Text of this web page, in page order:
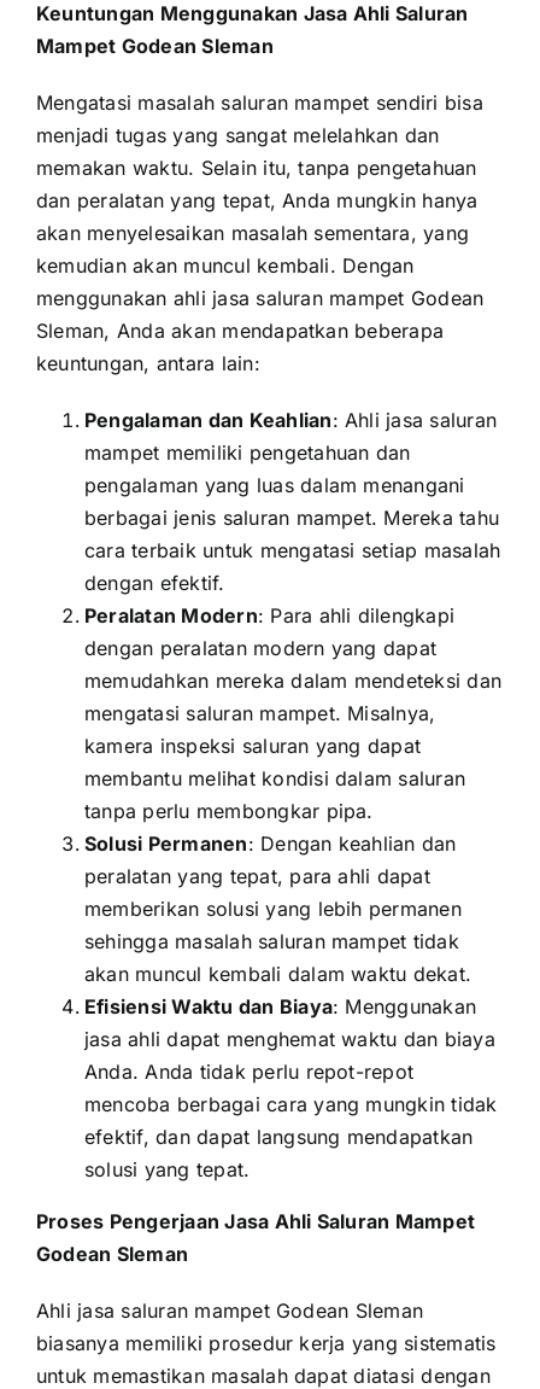
Keuntungan Menggunakan Jasa Ahli Saluran
Mampet Godean Sleman
Mengatasi masalah saluran mampet sendiri bisa
menjadi tugas yang sangat melelahkan dan
memakan waktu. Selain itu, tanpa pengetahuan
dan peralatan yang tepat, Anda mungkin hanya
akan menyelesaikan masalah sementara, yang
kemudian akan muncul kembali. Dengan
menggunakan ahli jasa saluran mampet Godean
Sleman, Anda akan mendapatkan beberapa
keuntungan, antara lain:
Pengalaman dan Keahlian: Ahli jasa saluran
mampet memiliki pengetahuan dan
pengalaman yang luas dalam menangani
berbagai jenis saluran mampet. Mereka tahu
cara terbaik untuk mengatasi setiap masalah
dengan efektif.
Peralatan Modern: Para ahli dilengkapi
dengan peralatan modern yang dapat
memudahkan mereka dalam mendeteksi dan
mengatasi saluran mampet. Misalnya,
kamera inspeksi saluran yang dapat
membantu melihat kondisi dalam saluran
tanpa perlu membongkar pipa.
Solusi Permanen: Dengan keahlian dan
peralatan yang tepat, para ahli dapat
memberikan solusi yang lebih permanen
sehingga masalah saluran mampet tidak
akan muncul kembali dalam waktu dekat.
Efisiensi Waktu dan Biaya: Menggunakan
jasa ahli dapat menghemat waktu dan biaya
Anda. Anda tidak perlu repot-repot
mencoba berbagai cara yang mungkin tidak
efektif, dan dapat langsung mendapatkan
solusi yang tepat.
Proses Pengerjaan Jasa Ahli Saluran Mampet
Godean Sleman
Ahli jasa saluran mampet Godean Sleman
biasanya memiliki prosedur kerja yang sistematis
untuk memastikan masalah dapat diatasi dengan